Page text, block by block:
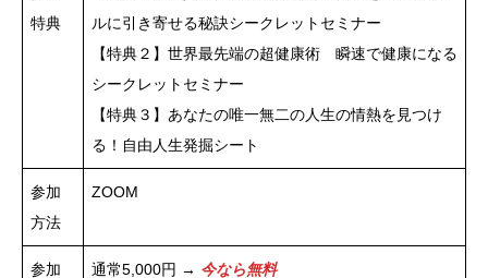
特典
ルに引き寄せる秘訣シークレットセミナー
【特典２】世界最先端の超健康術 瞬速で健康になる
シークレットセミナー
【特典３】あなたの唯一無二の人生の情熱を見つけ
る！自由人生発掘シート
参加
方法
ZOOM
参加
通常5,000円 → 今なら無料